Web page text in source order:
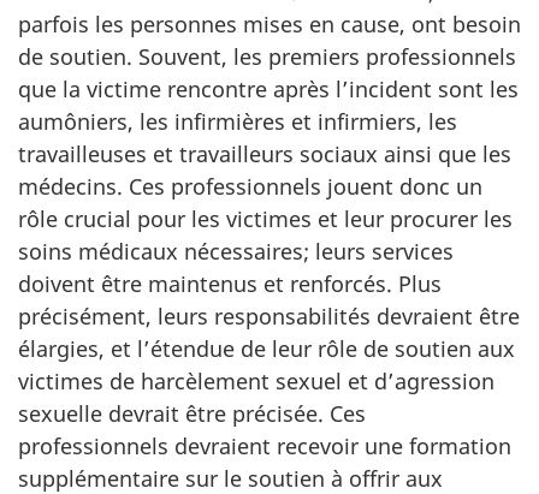
parfois les personnes mises en cause, ont besoin
de soutien. Souvent, les premiers professionnels
que la victime rencontre après l’incident sont les
aumôniers, les infirmières et infirmiers, les
travailleuses et travailleurs sociaux ainsi que les
médecins. Ces professionnels jouent donc un
rôle crucial pour les victimes et leur procurer les
soins médicaux nécessaires; leurs services
doivent être maintenus et renforcés. Plus
précisément, leurs responsabilités devraient être
élargies, et l’étendue de leur rôle de soutien aux
victimes de harcèlement sexuel et d’agression
sexuelle devrait être précisée. Ces
professionnels devraient recevoir une formation
supplémentaire sur le soutien à offrir aux